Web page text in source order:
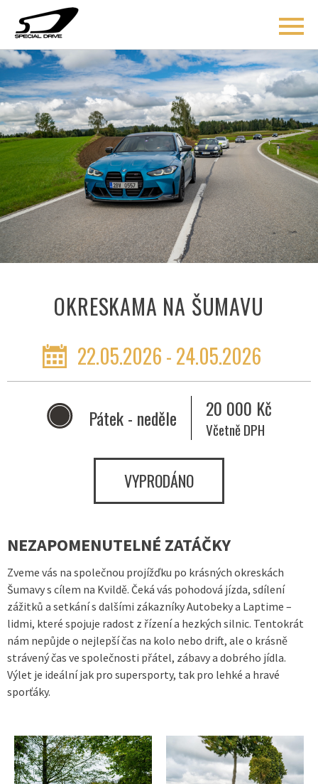
ÚVOD
BLOG
COACHING
O MNĚ
AKCE
KONTAKT
OKRESKAMA NA ŠUMAVU
22.05.2026 - 24.05.2026
VYPRODÁNO
Pátek - neděle 20 000 Kč
Včetně DPH
NEZAPOMENUTELNÉ ZATÁČKY
Zveme vás na společnou projížďku po krásných okreskách
Šumavy s cílem na Kvildě. Čeká vás pohodová jízda, sdílení
zážitků a setkání s dalšími zákazníky Autobeky a Laptime –
lidmi, které spojuje radost z řízení a hezkých silnic. Tentokrát
nám nepůjde o nejlepší čas na kolo nebo drift, ale o krásně
strávený čas ve společnosti přátel, zábavy a dobrého jídla.
Výlet je ideální jak pro supersporty, tak pro lehké a hravé
sporťáky.